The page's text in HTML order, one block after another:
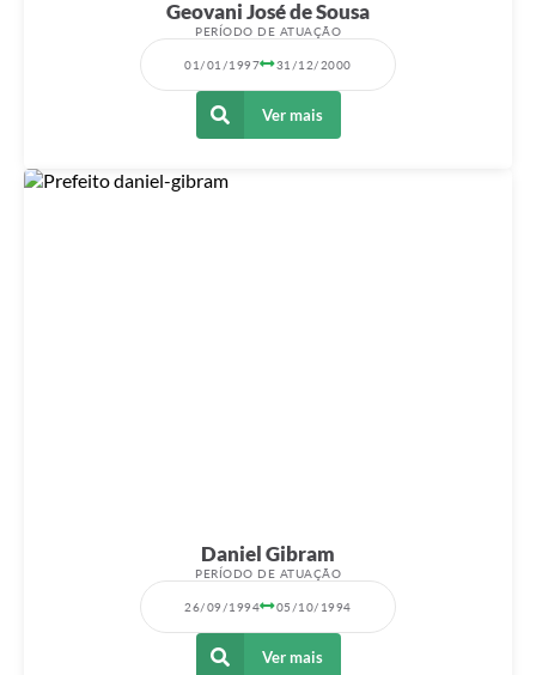
Geovani José de Sousa
PERÍODO DE ATUAÇÃO
01/01/1997 31/12/2000
Ver mais
Daniel Gibram
PERÍODO DE ATUAÇÃO
26/09/1994 05/10/1994
Ver mais